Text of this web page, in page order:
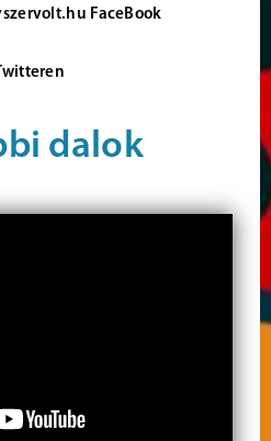
FaceBook
dalok